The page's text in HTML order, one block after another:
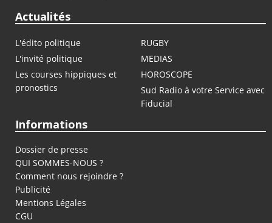
Actualités
L'édito politique
RUGBY
L'invité politique
MEDIAS
Les courses hippiques et
pronostics
HOROSCOPE
Sud Radio à votre Service avec
Fiducial
Informations
Dossier de presse
QUI SOMMES-NOUS ?
Comment nous rejoindre ?
Publicité
Mentions Légales
CGU